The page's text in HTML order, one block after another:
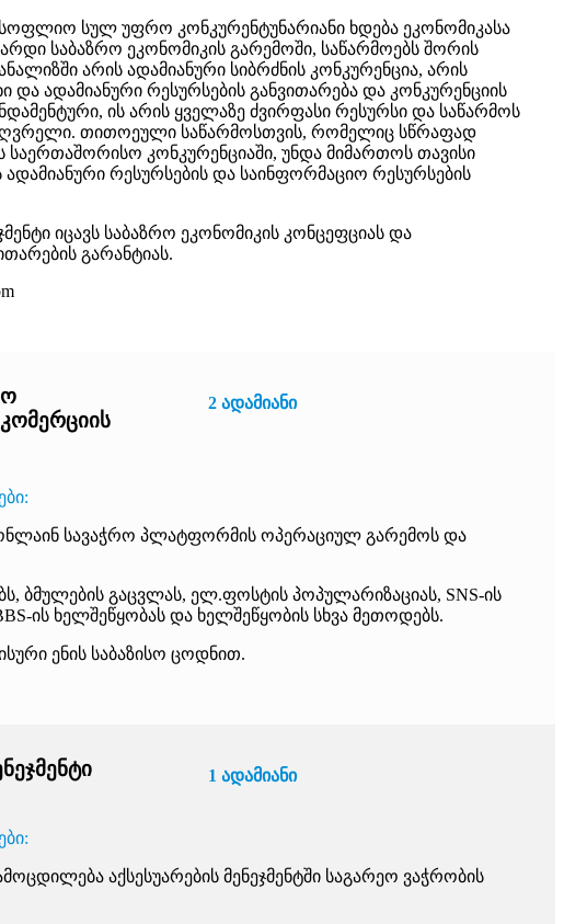
სულ უფრო კონკურენტუნარიანი ხდება ეკონომიკასა
საბაზრო ეკონომიკის გარემოში, საწარმოებს შორის
არის ადამიანური სიბრძნის კონკურენცია, არის
ადამიანური რესურსების განვითარება და კონკურენციის
ის არის ყველაზე ძვირფასი რესურსი და საწარმოს
თითოეული საწარმოსთვის, რომელიც სწრაფად
კონკურენციაში, უნდა მიმართოს თავისი
რესურსების და საინფორმაციო რესურსების
იცავს საბაზრო ეკონომიკის კონცეფციას და
გარანტიას.
2 ადამიანი
ონლაინ სავაჭრო პლატფორმის ოპერაციულ გარემოს და
ბმულების გაცვლას, ელ.ფოსტის პოპულარიზაციას, SNS-ის
ის ხელშეწყობას და ხელშეწყობის სხვა მეთოდებს.
ენის საბაზისო ცოდნით.
1 ადამიანი
აქსესუარების მენეჯმენტში საგარეო ვაჭრობის